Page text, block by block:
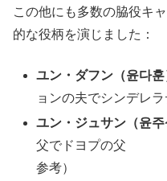
この他にも多数の脇役キ
的な役柄を演じました：
ユン・ダフン（윤다
ョンの夫でシンデレ
ユン・ジュサン（윤
父でドヨプの父
参考）